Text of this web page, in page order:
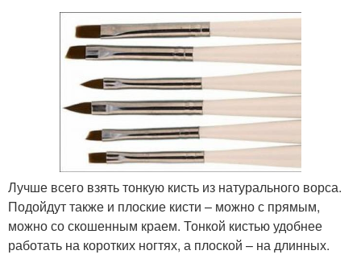
Лучше всего взять тонкую кисть из натурального ворса.
Подойдут также и плоские кисти – можно с прямым,
можно со скошенным краем. Тонкой кистью удобнее
работать на коротких ногтях, а плоской – на длинных.